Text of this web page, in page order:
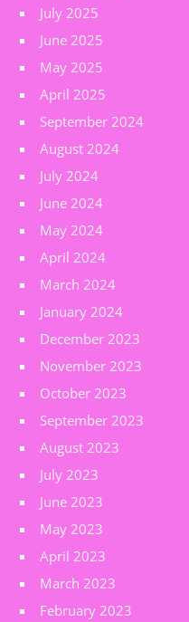
July 2025
June 2025
May 2025
April 2025
September 2024
August 2024
July 2024
June 2024
May 2024
April 2024
March 2024
January 2024
December 2023
November 2023
October 2023
September 2023
August 2023
July 2023
June 2023
May 2023
April 2023
March 2023
February 2023